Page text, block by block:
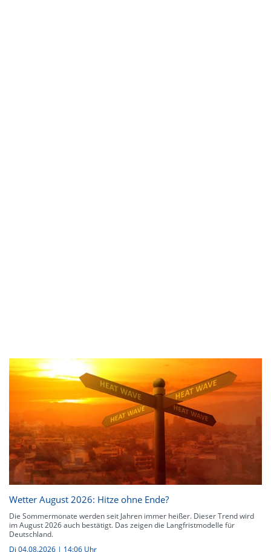
Wetter August 2026: Hitze ohne Ende?
Die Sommermonate werden seit Jahren immer heißer. Dieser Trend wird
im August 2026 auch bestätigt. Das zeigen die Langfristmodelle für
Deutschland.
Di 04.08.2026 | 14:06 Uhr